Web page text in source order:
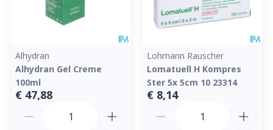
Alhydran
Alhydran Gel Creme
100ml
€ 47,88
Lohmann Rauscher
Lomatuell H Kompres
Ster 5x 5cm 10 23314
€ 8,14